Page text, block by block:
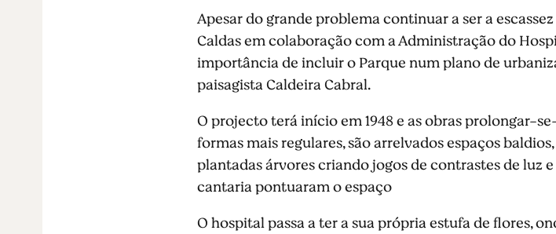
Apesar do grande problema continuar a ser a
Caldas em colaboração com a Administração do
importância de incluir o Parque num plano de
paisagista Caldeira Cabral.
O projecto terá início em 1948 e as obras prolongar-
formas mais regulares, são arrelvados espaços
plantadas árvores criando jogos de contrastes de luz
cantaria pontuaram o espaço
O hospital passa a ter a sua própria estufa de flores,